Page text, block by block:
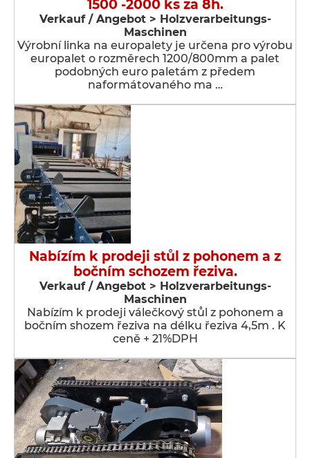
1500 -2000 ks za 8h.
Verkauf / Angebot > Holzverarbeitungs-
Maschinen
Výrobní linka na europalety je určena pro výrobu
europalet o rozměrech 1200/800mm a palet
podobných euro paletám z předem
naformátovaného ma …
Nabízím k prodeji stůl z pohonem a z
bočním schozem řeziva.
Verkauf / Angebot > Holzverarbeitungs-
Maschinen
Nabízím k prodeji válečkový stůl z pohonem a
bočním shozem řeziva na délku řeziva 4,5m . K
ceně + 21%DPH